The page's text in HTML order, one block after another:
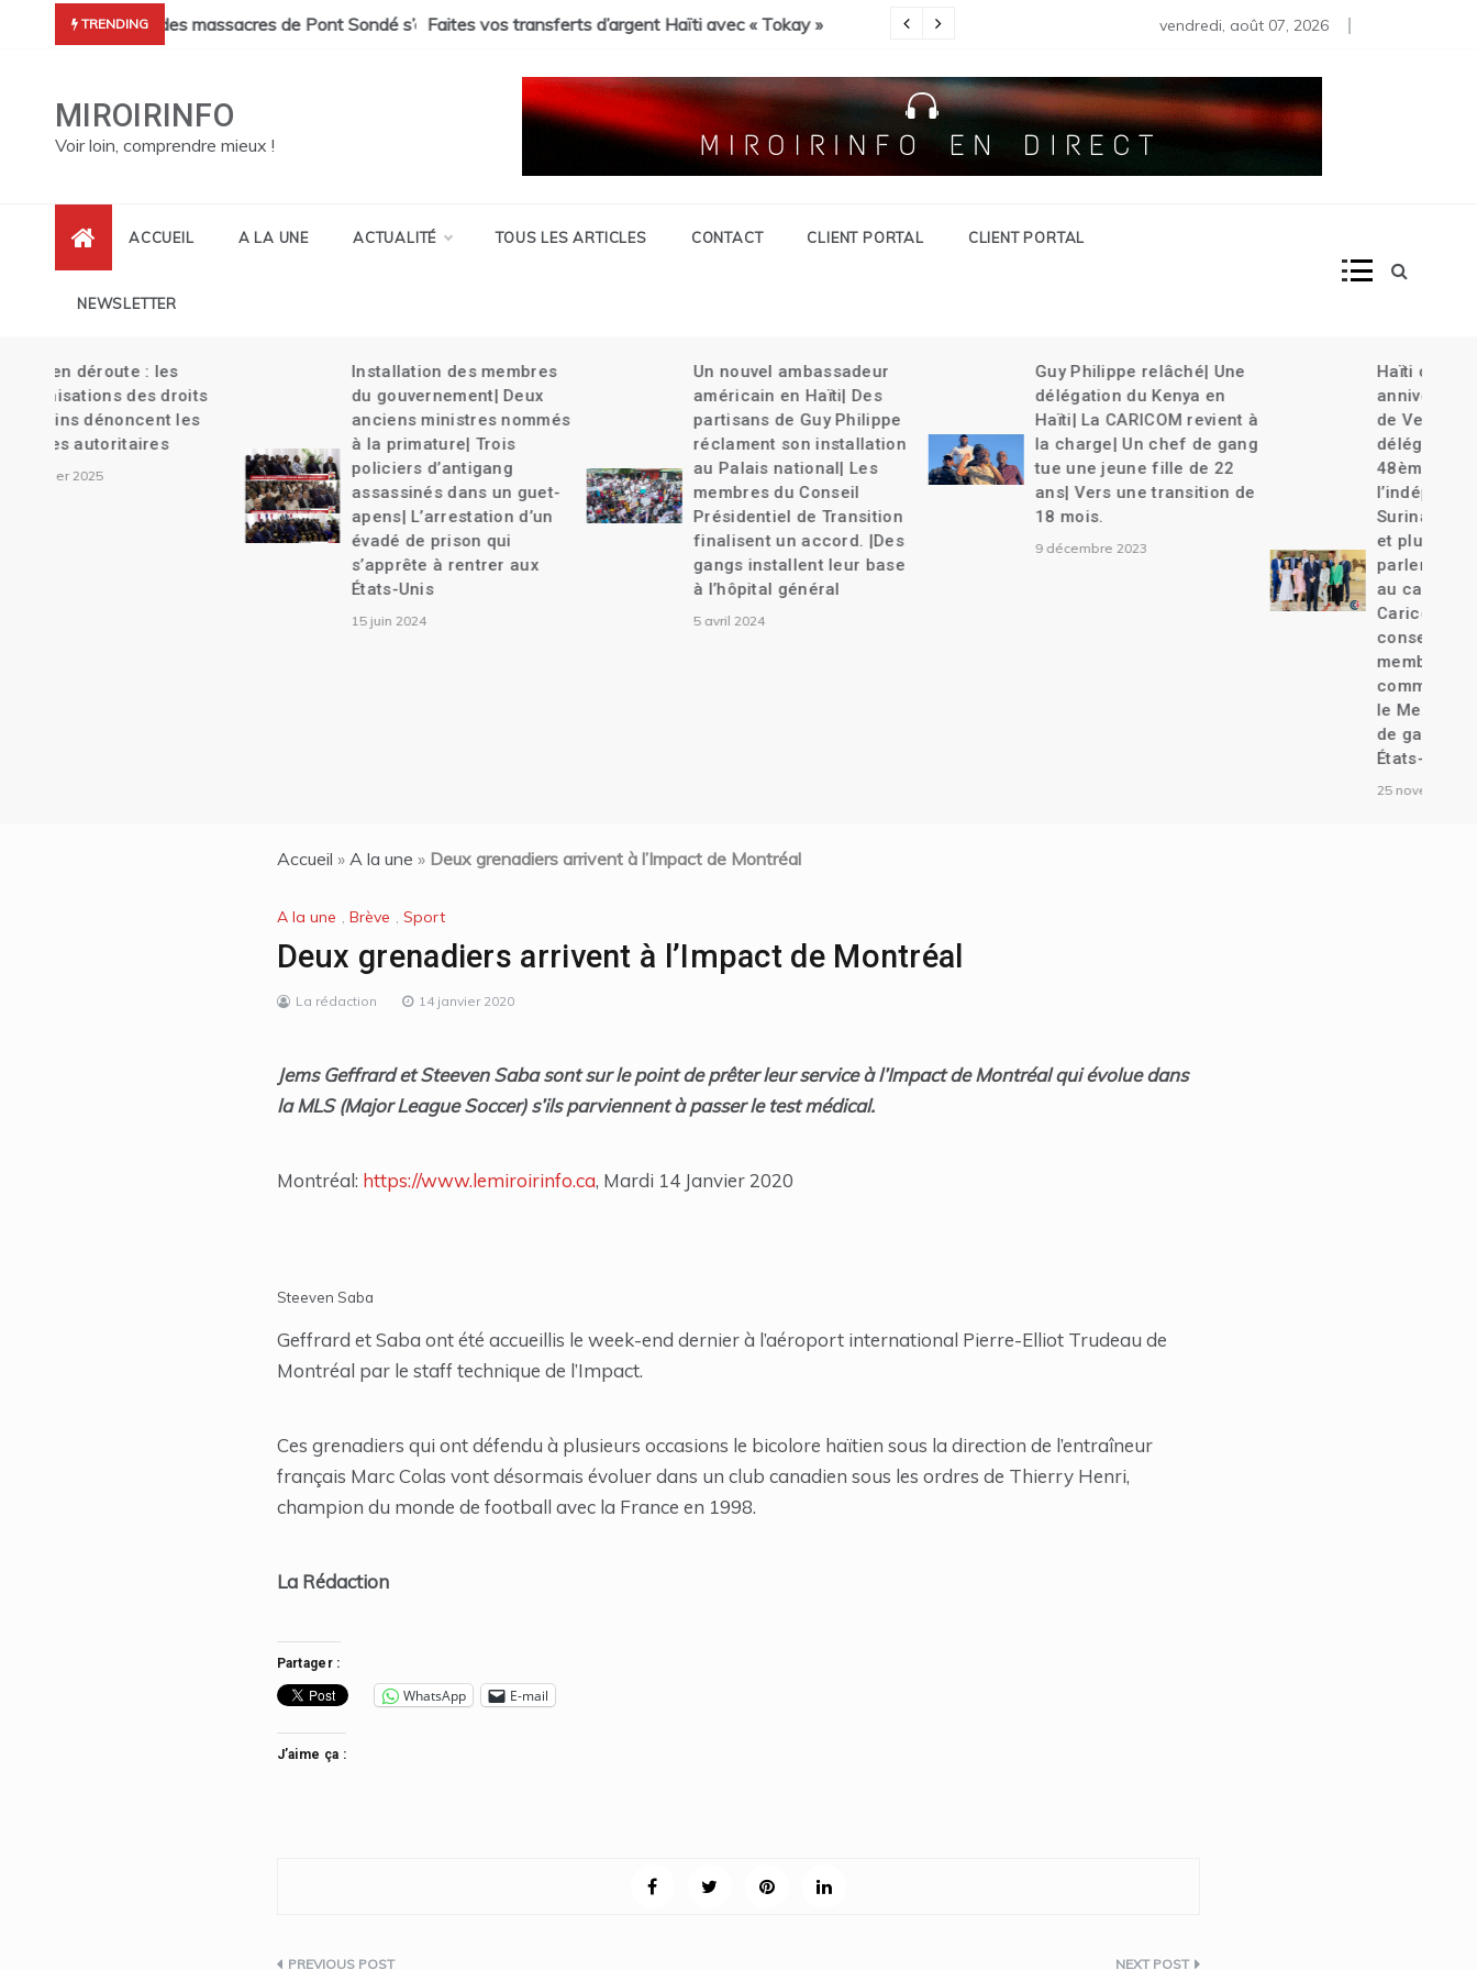
TRENDING
de Pont Sondé s’alourdit| La police s’attaque aux gangs de Savien et gran grif| Expulsion massives des haïtiens.
Faites vos transferts d’argent Haïti avec « Tokay » Pas moins de 80 diplomates rappelés | Haïti décrète l’État
vendredi, août 07, 2026
MIROIRINFO
Voir loin, comprendre mieux !
ACCUEIL A LA UNE ACTUALITÉ TOUS LES ARTICLES CONTACT CLIENT PORTAL CLIENT PORTAL
NEWSLETTER
Installation des membres
du gouvernement| Deux
anciens ministres nommés
à la primature| Trois
policiers d’antigang
assassinés dans un guet-
apens| L’arrestation d’un
évadé de prison qui
Un nouvel ambassadeur
américain en Haïti| Des
partisans de Guy Philippe
réclament son installation
au Palais national| Les
membres du Conseil
Présidentiel de Transition
finalisent un accord. |Des
gangs installent leur base
Guy Philippe relâché| Une
délégation du Kenya en
Haïti| La CARICOM revient à
la charge| Un chef de gang
tue une jeune fille de 22
ans| Vers une transition de
18 mois.
9 décembre 2023
Haïti célèbre le 220ème
anniversaire de la bataille
de Vertières |Une
délégation haïtienne au
48ème anniversaire de
l’indépendance de
Suriname| Joseph Lambert
et plusieurs autres anciens
parlementaires convoqués
au cabinet d’instruction| La
Caricom propose un
conseil de transition de 7
commerciaux entre Haïti et
le Mexique établis| Un chef
de gang extradé vers les
Accueil » A la une » Deux grenadiers arrivent à l’Impact de Montréal
A la une , Brève , Sport
Deux grenadiers arrivent à l’Impact de Montréal
La rédaction 14 janvier 2020
Jems Geffrard et Steeven Saba sont sur le point de prêter leur service à l’Impact de Montréal qui évolue dans
la MLS (Major League Soccer) s’ils parviennent à passer le test médical.
Montréal: https://www.lemiroirinfo.ca, Mardi 14 Janvier 2020
Steeven Saba
Geffrard et Saba ont été accueillis le week-end dernier à l’aéroport international Pierre-Elliot Trudeau de
Montréal par le staff technique de l’Impact.
Ces grenadiers qui ont défendu à plusieurs occasions le bicolore haïtien sous la direction de l’entraîneur
français Marc Colas vont désormais évoluer dans un club canadien sous les ordres de Thierry Henri,
champion du monde de football avec la France en 1998.
La Rédaction
Partager :
WhatsApp E-mail
J’aime ça :